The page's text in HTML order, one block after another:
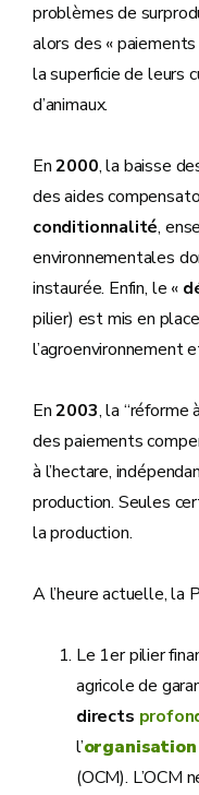
problèmes de
alors des «
la superficie de leurs
d’animaux.
En2000, la baisse
des aides
conditionnalité,
environnementales
instaurée. Enfin, le «
pilier) est mis en
l’agroenvironnement
En2003, la “réforme
des paiements
à l’hectare,
production. Seules
la production.
A l’heure actuelle, la
Le 1er pilier
agricole de
directs
l’organisation
(OCM). L’OCM